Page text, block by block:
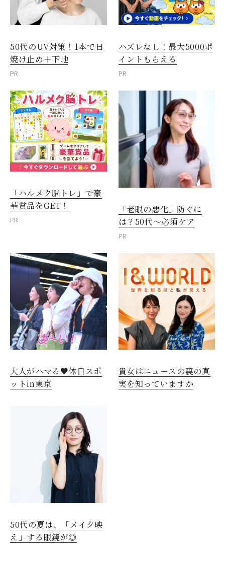
50代のUV対策！1本で日
焼け止め＋下地
PR
ハズレなし！最大5000ポ
イントもらえる
PR
「ハルメク脳トレ」で豪
華賞品をGET！
PR
「老眼の悪化」防ぐに
は？50代～必須ケア
PR
大人がハマる♥休日スポ
ットin東京
貴女はニュースの裏の真
実を知っていますか
50代の夏は、「メイク映
え」する眼鏡が◎